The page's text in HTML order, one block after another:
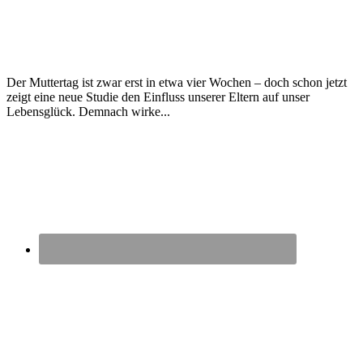
Der Muttertag ist zwar erst in etwa vier Wochen – doch schon jetzt
zeigt eine neue Studie den Einfluss unserer Eltern auf unser
Lebensglück. Demnach wirke...